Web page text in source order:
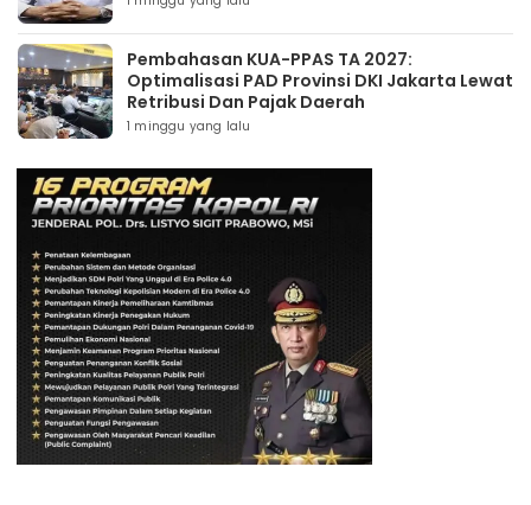
Pembahasan KUA-PPAS TA 2027:
Optimalisasi PAD Provinsi DKI Jakarta Lewat
Retribusi Dan Pajak Daerah
1 minggu yang lalu